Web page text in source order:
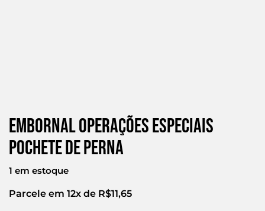
Embornal Operações Especiais
Pochete De Perna
1 em estoque
Parcele em 12x de R$11,65